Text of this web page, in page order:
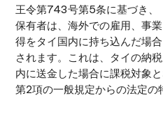
王令第743号第5条に基づき、
保有者は、海外での雇用、事
得をタイ国内に持ち込んだ場
されます。これは、タイの納
内に送金した場合に課税対象
第2項の一般規定からの法定の